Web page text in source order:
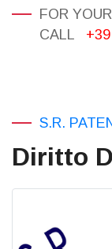
FOR
CALL
S.R.
Diritto